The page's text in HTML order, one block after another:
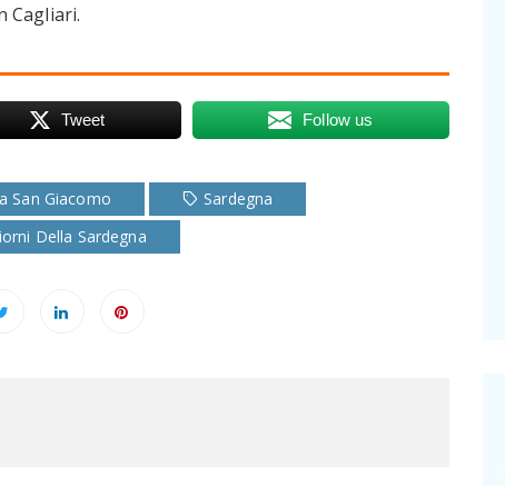
Cagliari.
Tweet Follow us
San Giacomo
Sardegna
Della Sardegna